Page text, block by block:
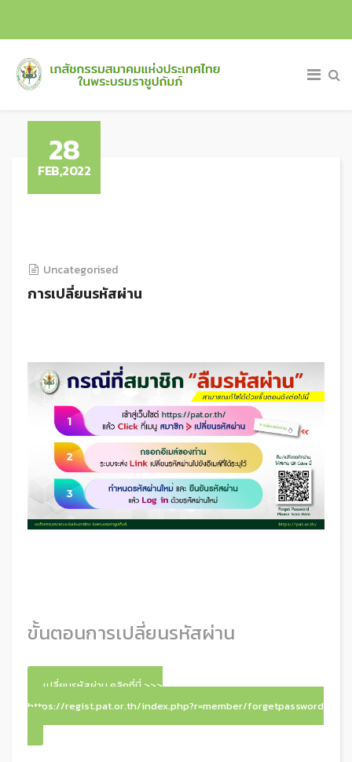
28
FEB,2022
Uncategorised
การเปลี่ยนรหัสผ่าน
ขั้นตอนการเปลี่ยนรหัสผ่าน
เปลี่ยนรหัสผ่าน คลิกที่นี่ >>>
https://regist.pat.or.th/index.php?r=member/forgetpassword